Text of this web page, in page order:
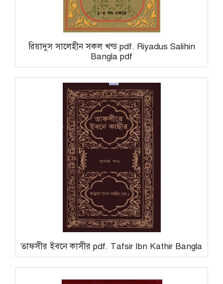
রিয়াদুস সালেহীন সকল খন্ড pdf. Riyadus Salihin
Bangla pdf
তাফসীর ইবনে কাসীর pdf. Tafsir Ibn Kathir Bangla